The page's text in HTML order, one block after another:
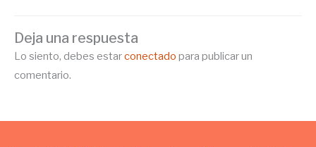
Deja una respuesta
Lo siento, debes estarconectado para publicar un
comentario.